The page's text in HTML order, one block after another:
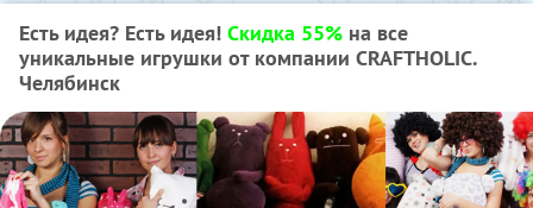
Есть идея? Есть идея! Скидка 55% на все
уникальные игрушки от компании CRAFTHOLIC.
Челябинск